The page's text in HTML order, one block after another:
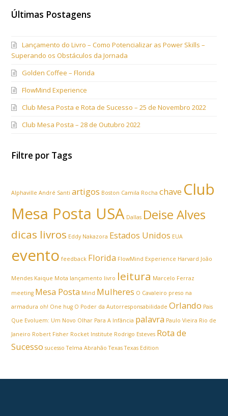
Últimas Postagens
Lançamento do Livro – Como Potencializar as Power Skills –
Superando os Obstáculos da Jornada
Golden Coffee – Florida
FlowMind Experience
Club Mesa Posta e Rota de Sucesso – 25 de Novembro 2022
Club Mesa Posta – 28 de Outubro 2022
Filtre por Tags
Alphaville André Santi artigos Boston Camila Rocha chave Club
Mesa Posta USA Dallas Deise Alves
dicas livros Eddy Nakazora Estados Unidos EUA
evento feedback Florida FlowMind Experience Harvard João
Mendes Kaique Mota lançamento livro leitura Marcelo Ferraz
meeting Mesa Posta Mind Mulheres O Cavaleiro preso na
armadura oh! One hug O Poder da Autorresponsabilidade Orlando Pais
Que Evoluem: Um Novo Olhar Para A Infância palavra Paulo Vieira Rio de
Janeiro Robert Fisher Rocket Institute Rodrigo Esteves Rota de
Sucesso sucesso Telma Abrahão Texas Texas Edition